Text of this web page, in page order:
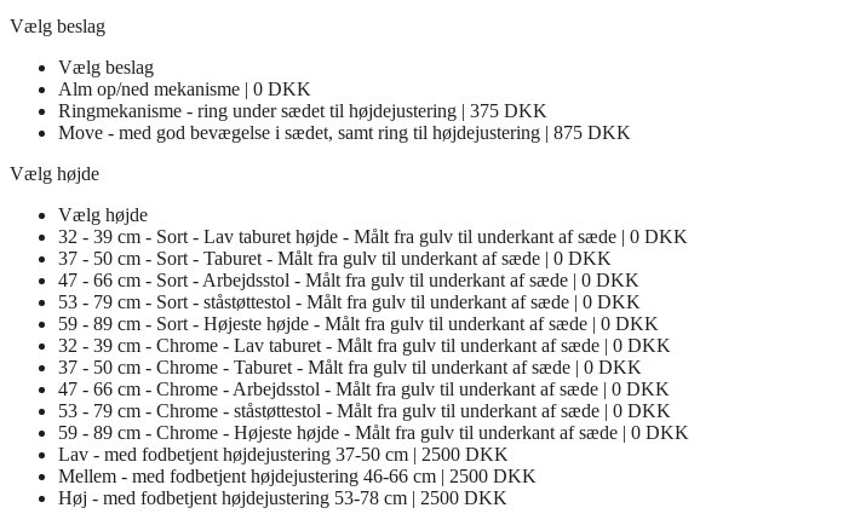
Vælg beslag
Vælg beslag
Alm op/ned mekanisme | 0 DKK
Ringmekanisme - ring under sædet til højdejustering | 375 DKK
Move - med god bevægelse i sædet, samt ring til højdejustering | 875 DKK
Vælg højde
Vælg højde
32 - 39 cm - Sort - Lav taburet højde - Målt fra gulv til underkant af sæde | 0 DKK
37 - 50 cm - Sort - Taburet - Målt fra gulv til underkant af sæde | 0 DKK
47 - 66 cm - Sort - Arbejdsstol - Målt fra gulv til underkant af sæde | 0 DKK
53 - 79 cm - Sort - ståstøttestol - Målt fra gulv til underkant af sæde | 0 DKK
59 - 89 cm - Sort - Højeste højde - Målt fra gulv til underkant af sæde | 0 DKK
32 - 39 cm - Chrome - Lav taburet - Målt fra gulv til underkant af sæde | 0 DKK
37 - 50 cm - Chrome - Taburet - Målt fra gulv til underkant af sæde | 0 DKK
47 - 66 cm - Chrome - Arbejdsstol - Målt fra gulv til underkant af sæde | 0 DKK
53 - 79 cm - Chrome - ståstøttestol - Målt fra gulv til underkant af sæde | 0 DKK
59 - 89 cm - Chrome - Højeste højde - Målt fra gulv til underkant af sæde | 0 DKK
Lav - med fodbetjent højdejustering 37-50 cm | 2500 DKK
Mellem - med fodbetjent højdejustering 46-66 cm | 2500 DKK
Høj - med fodbetjent højdejustering 53-78 cm | 2500 DKK